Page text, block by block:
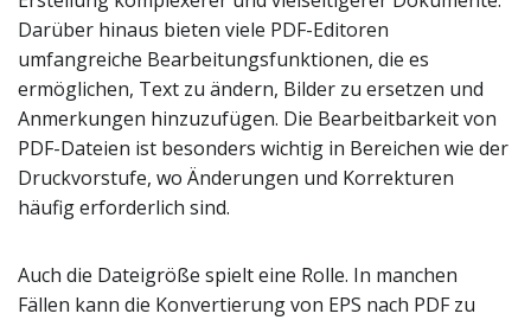
Darüber hinaus bieten viele PDF-Editoren
umfangreiche Bearbeitungsfunktionen, die es
ermöglichen, Text zu ändern, Bilder zu ersetzen und
Anmerkungen hinzuzufügen. Die Bearbeitbarkeit von
PDF-Dateien ist besonders wichtig in Bereichen wie der
Druckvorstufe, wo Änderungen und Korrekturen
häufig erforderlich sind.
Auch die Dateigröße spielt eine Rolle. In manchen
Fällen kann die Konvertierung von EPS nach PDF zu